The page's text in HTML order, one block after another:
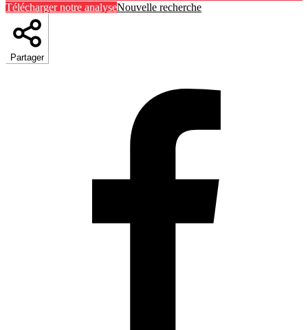
Télécharger notre analyseNouvelle recherche
Partager